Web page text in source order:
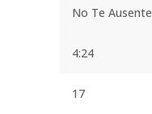
No Te
4:24
17